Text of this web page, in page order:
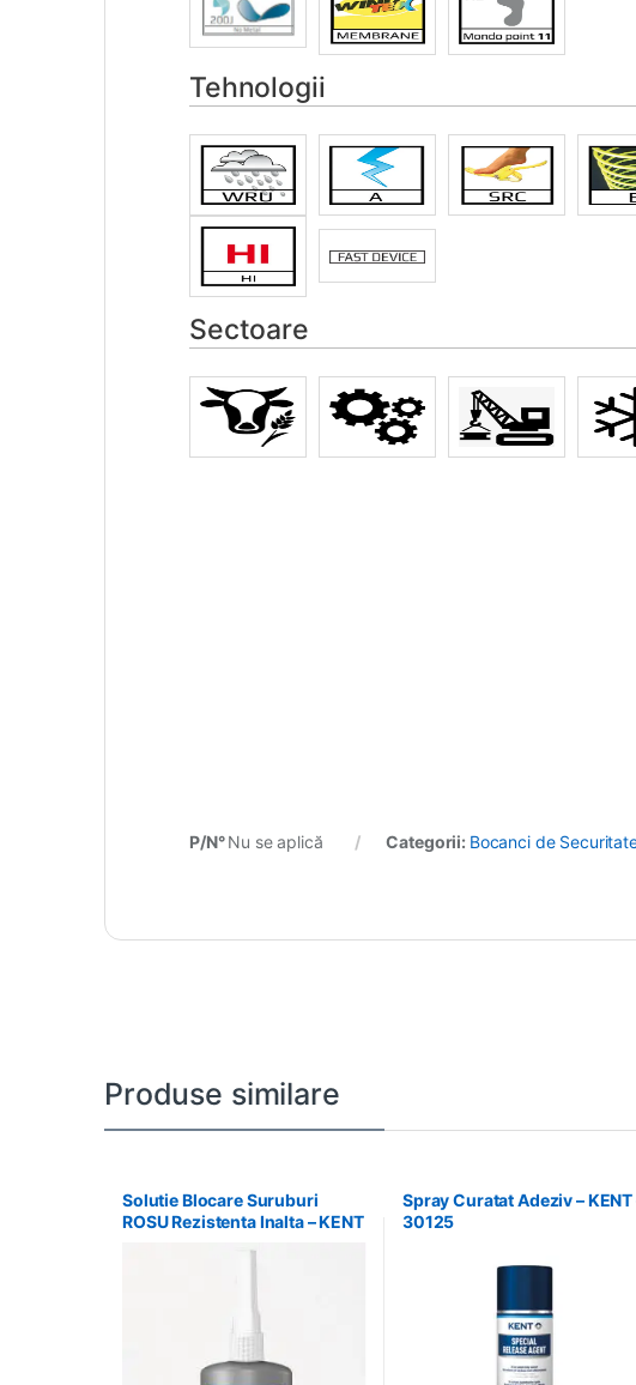
Tehnologii
Sectoare
P/N°Nu se aplică Categorii: Bocanci de
Produse similare
Solutie Blocare Suruburi
ROSU Rezistenta Inalta – KENT
Spray Curatat Adeziv – KENT
30125